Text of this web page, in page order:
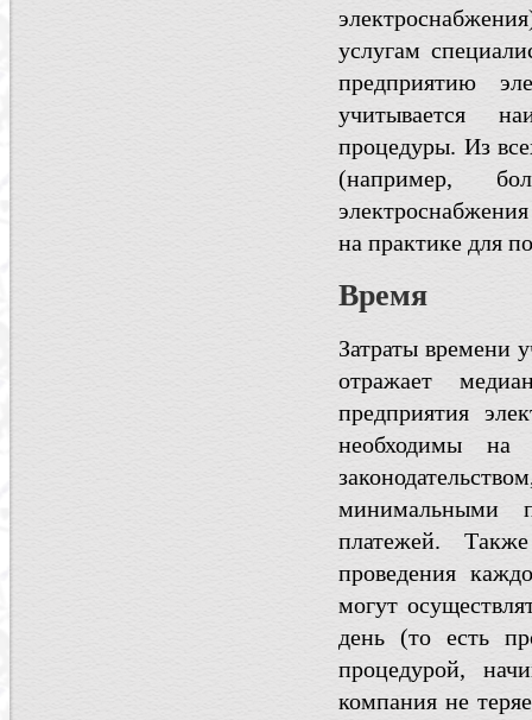
услугам
предприятию
учитывается
процедуры. Из
(например,
на практике для
Время
Затраты времени
отражает
предприятия
необходимы на
минимальными
платежей.
проведения
могут
день (то есть
процедурой,
компания не